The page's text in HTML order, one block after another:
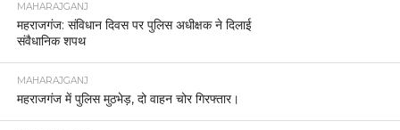
MAHARAJGANJ
महराजगंज: संविधान दिवस पर पुलिस अधीक्षक ने दिलाई
संवैधानिक शपथ
MAHARAJGANJ
महराजगंज में पुलिस मुठभेड़, दो वाहन चोर गिरफ्तार।